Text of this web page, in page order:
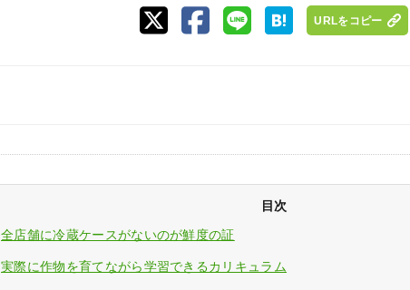
URLをコピー
目次
全店舗に冷蔵ケースがないのが鮮度の証
実際に作物を育てながら学習できるカリキュラム